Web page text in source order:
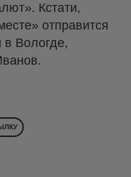
Кстати,
отправится
в Вологде,